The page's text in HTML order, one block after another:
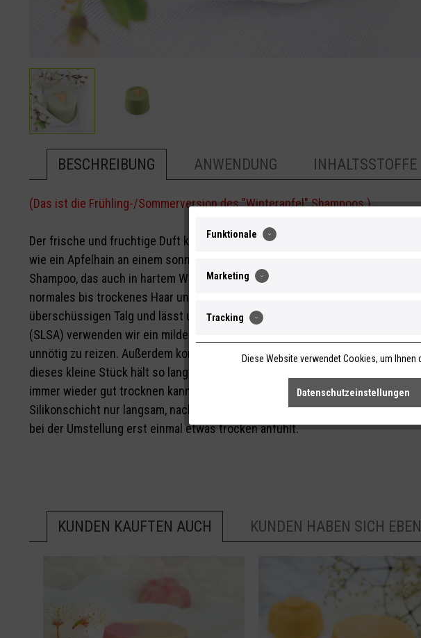
BESCHREIBUNG ANWENDUNG INHALTSSTOFFE
(Das ist die Frühling-/Sommerversion des "Winterapfel" Shampoos.)
Der frische und fruchtige Duft knackiger, grüner Äpfel, abgerundet mit
wie ein Apfelhain an einem sonnigen Tag im Frühling! Es handelt sich um
Shampoo, das auch in hartem Wasser problemlos angewendet werden kann.
normales bis trockenes Haar und verleiht ihm viel Glanz. Gleichzeitig
überschüssigen Talg und lässt und die Haare so länger luftig bleiben. Mit
(SLSA) verwenden wir ein mildes, für Naturkosmetik zugelassenes Tensid, um
unnötig zu reizen. Außerdem kommt die Apfelblüte komplett plastikfrei und
dieses kleine Stück hält so lang wie 2-3 Flaschen herkömmliches Shampoo,
immer wieder gut trocknen kann. Unsere Shampoos sind silikonfrei. Bitte
Silikonschicht nur langsam, nach und nach von den Haaren löst. Darum kann
bei der Umstellung erst einmal etwas trocken anfühlt.
KUNDEN KAUFTEN AUCH KUNDEN HABEN SICH
Funktionale
Marketing
Tracking
Diese Website verwendet Cookies, um
Datenschutzeinstellungen